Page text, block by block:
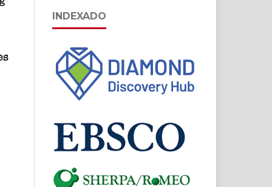
INDEXADO